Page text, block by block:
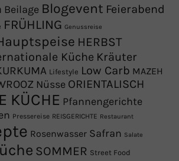
Beilage Blogevent Feierabend
FRÜHLING Genussreise
HERBST
Küche Kräuter
Lifestyle Low Carb MAZEH
Nüsse ORIENTALISCH
KÜCHE Pfannengerichte
Pressereise REISGERICHTE Restaurant
Rosenwasser Safran Salate
SOMMER Street Food